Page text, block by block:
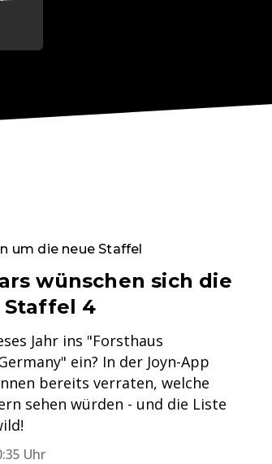
um die neue Staffel
wünschen sich die
Staffel 4
Jahr ins "Forsthaus
ein? In der Joyn-App
bereits verraten, welche
sehen würden - und die Liste
Uhr